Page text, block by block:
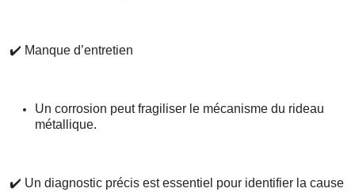
✔️ Manque d’entretien
Un corrosion peut fragiliser le mécanisme du rideau
métallique.
✔️ Un diagnostic précis est essentiel pour identifier la cause